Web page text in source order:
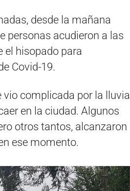
desde la mañana
personas acudieron a las
el hisopado para
Covid-19.
vio complicada por la lluvia
en la ciudad. Algunos
otros tantos, alcanzaron
ese momento.